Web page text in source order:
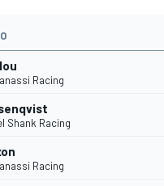
Racing
Shank Racing
Racing